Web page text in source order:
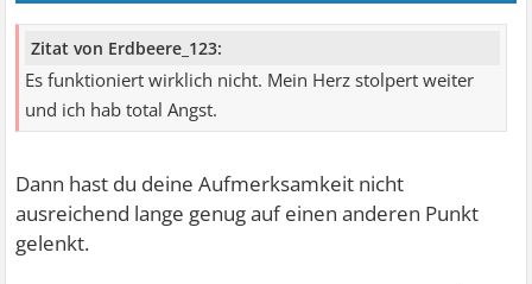
Zitat von Erdbeere_123:
Es funktioniert wirklich nicht. Mein Herz stolpert weiter
und ich hab total Angst.
Dann hast du deine Aufmerksamkeit nicht
ausreichend lange genug auf einen anderen Punkt
gelenkt.